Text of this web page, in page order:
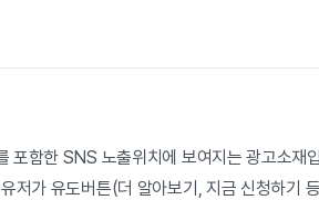
포함한 SNS 노출위치에 보여지는 광고소재
저가 유도버튼(더 알아보기, 지금 신청하기